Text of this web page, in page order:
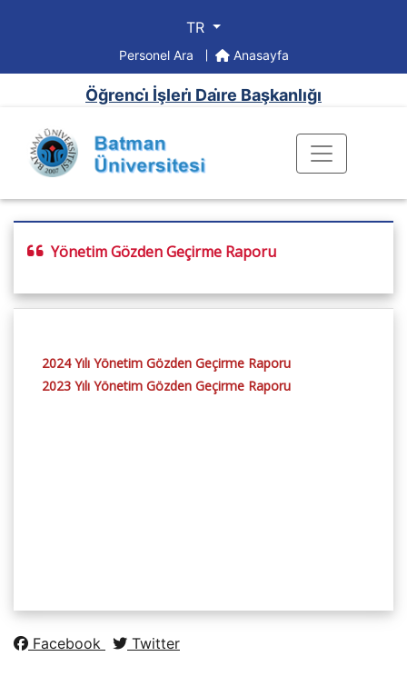
TR
Personel Ara Anasayfa
Öğrenci̇ İşleri̇ Dai̇re Başkanlığı
Yönetim Gözden Geçirme Raporu
2024 Yılı Yönetim Gözden Geçirme Raporu
2023 Yılı Yönetim Gözden Geçirme Raporu
Facebook Twitter